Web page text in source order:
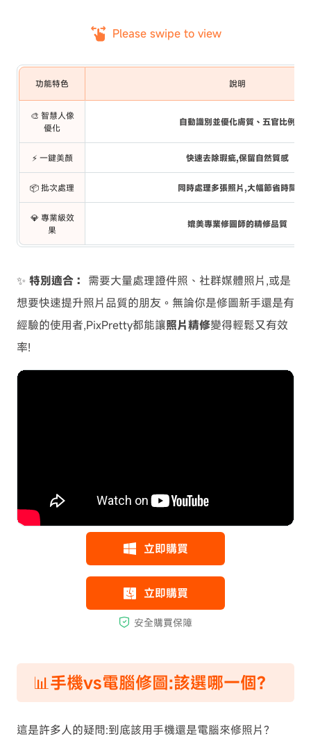
Please swipe to view
功能特色 說明
🎨 智慧人像
優化
自動識別並優化膚質、五官比例
⚡ 一鍵美顏 快速去除瑕疵,保留自然質感
📦 批次處理 同時處理多張照片,大幅節省時間
💎 專業級效
果
媲美專業修圖師的精修品質
✨ 特別適合： 需要大量處理證件照、社群媒體照片,或是
想要快速提升照片品質的朋友。無論你是修圖新手還是有
經驗的使用者,PixPretty都能讓照片精修變得輕鬆又有效
率!
📊手機vs電腦修圖:該選哪一個?
這是許多人的疑問:到底該用手機還是電腦來修照片?